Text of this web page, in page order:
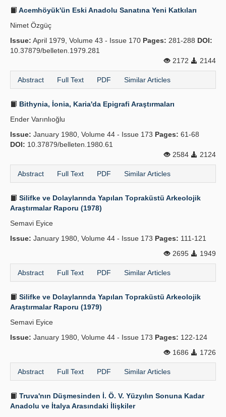
Acemhöyük'ün Eski Anadolu Sanatına Yeni Katkıları
Nimet Özgüç
Issue: April 1979, Volume 43 - Issue 170 Pages: 281-288 DOI:
10.37879/belleten.1979.281
2172
2144
Abstract Full Text PDF Similar Articles
Bithynia, İonia, Karia'da Epigrafi Araştırmaları
Ender Varınlıoğlu
Issue: January 1980, Volume 44 - Issue 173 Pages: 61-68
DOI: 10.37879/belleten.1980.61
2584
2124
Abstract Full Text PDF Similar Articles
Silifke ve Dolaylarında Yapılan Topraküstü Arkeolojik
Araştırmalar Raporu (1978)
Semavi Eyice
Issue: January 1980, Volume 44 - Issue 173 Pages: 111-121
2695
1949
Abstract Full Text PDF Similar Articles
Silifke ve Dolaylarında Yapılan Topraküstü Arkeolojik
Araştırmalar Raporu (1979)
Semavi Eyice
Issue: January 1980, Volume 44 - Issue 173 Pages: 122-124
1686
1726
Abstract Full Text PDF Similar Articles
Truva'nın Düşmesinden İ. Ö. V. Yüzyılın Sonuna Kadar
Anadolu ve İtalya Arasındaki İlişkiler